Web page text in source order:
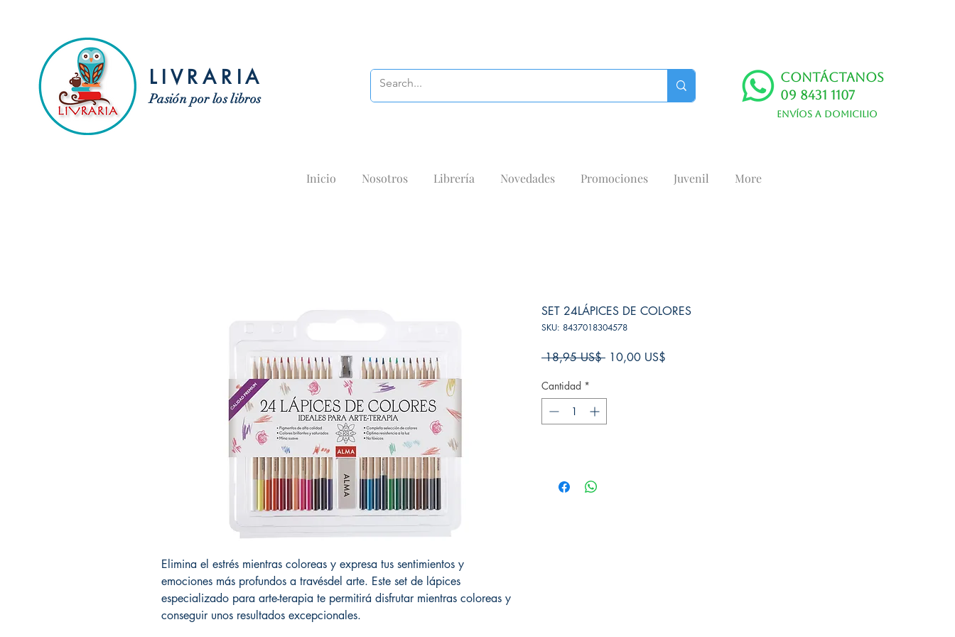
LIVRARIA
Pasión por los libros
Contáctanos
09 8431 1107
Envíos a domicilio
Inicio Nosotros Librería Novedades Promociones Juvenil More
Elimina el estrés mientras coloreas y expresa tus sentimientos y
emociones más profundos a travésdel arte. Este set de lápices
especializado para arte-terapia te permitirá disfrutar mientras coloreas y
conseguir unos resultados excepcionales.
SET 24LÁPICES DE COLORES
SKU: 8437018304578
18,95 US$ Precio
10,00 US$
Cantidad *